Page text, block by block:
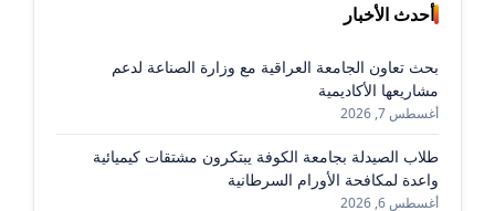
أحدث الأخبار
بحث تعاون الجامعة العراقية مع وزارة الصناعة لدعم
مشاريعها الأكاديمية
أغسطس 7, 2026
طلاب الصيدلة بجامعة الكوفة يبتكرون مشتقات كيميائية
واعدة لمكافحة الأورام السرطانية
أغسطس 6, 2026